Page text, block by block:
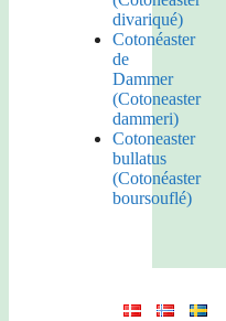
divariqué)
Cotonéaster
de
Dammer
(Cotoneaster
dammeri)
Cotoneaster
bullatus
(Cotonéaster
boursouflé)